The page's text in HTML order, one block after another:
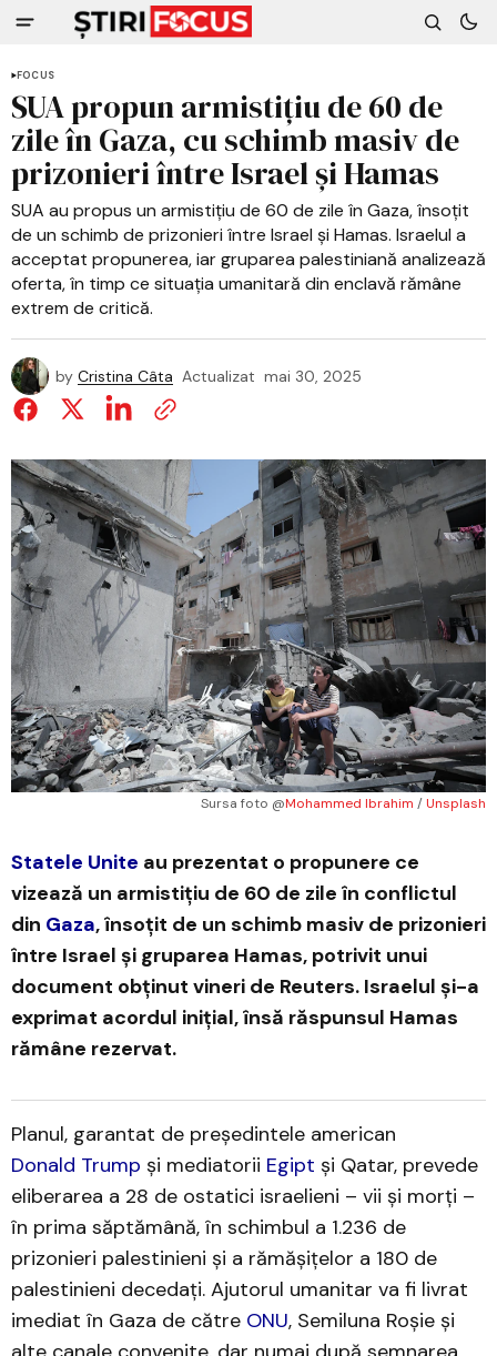
FOCUS
SUA propun armistițiu de 60 de
zile în Gaza, cu schimb masiv de
prizonieri între Israel și Hamas
SUA au propus un armistițiu de 60 de zile în Gaza, însoțit
de un schimb de prizonieri între Israel și Hamas. Israelul a
acceptat propunerea, iar gruparea palestiniană analizează
oferta, în timp ce situația umanitară din enclavă rămâne
extrem de critică.
by Cristina Câta Actualizat mai 30, 2025
Sursa foto @Mohammed Ibrahim / Unsplash
Statele Unite au prezentat o propunere ce
vizează un armistițiu de 60 de zile în conflictul
din Gaza, însoțit de un schimb masiv de prizonieri
între Israel și gruparea Hamas, potrivit unui
document obținut vineri de Reuters. Israelul și-a
exprimat acordul inițial, însă răspunsul Hamas
rămâne rezervat.
Planul, garantat de președintele american
Donald Trump și mediatorii Egipt și Qatar, prevede
eliberarea a 28 de ostatici israelieni – vii și morți –
în prima săptămână, în schimbul a 1.236 de
prizonieri palestinieni și a rămășițelor a 180 de
palestinieni decedați. Ajutorul umanitar va fi livrat
imediat în Gaza de către ONU, Semiluna Roșie și